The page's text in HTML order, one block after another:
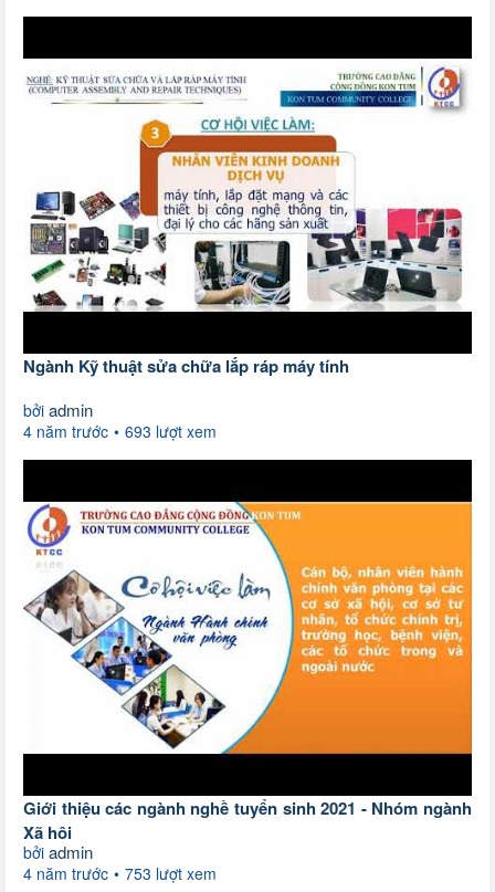
Ngành Kỹ thuật sửa chữa lắp ráp máy tính
bởi admin
4 năm trước 693 lượt xem
Giới thiệu các ngành nghề tuyển sinh 2021 - Nhóm ngành
Xã hội
bởi admin
4 năm trước 753 lượt xem